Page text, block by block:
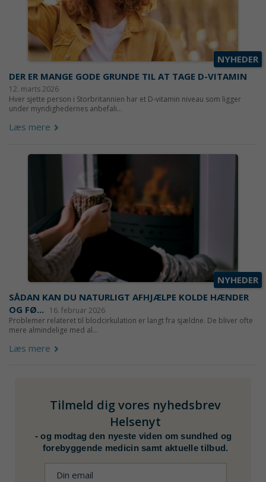
NYHEDER
DER ER MANGE GODE GRUNDE TIL AT TAGE D-VITAMIN
12. marts 2026
Hver sjette person i Storbritannien har et D-vitamin niveau som ligger
under myndighedernes anbefali...
Læs mere
NYHEDER
SÅDAN KAN DU NATURLIGT AFHJÆLPE KOLDE HÆNDER
OG FØ...
16. februar 2026
Problemer relateret til blodcirkulation er langt fra sjældne. De bliver ofte
mere almindelige med al...
Læs mere
Tilmeld dig vores nyhedsbrev
Helsenyt
-og modtag den nyeste viden om sundhed og
forebyggende medicin samt aktuelle tilbud.